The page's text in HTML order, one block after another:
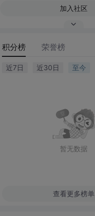
加入社区
积分榜 荣誉榜
近7日 近30日 至今
暂无数据
查看更多榜单